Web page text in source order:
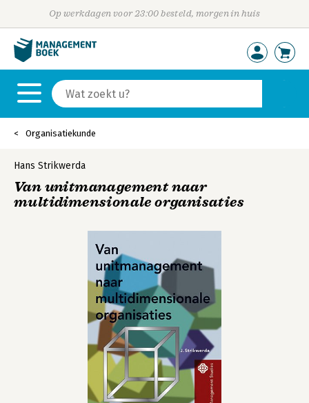
Op werkdagen voor 23:00 besteld, morgen in huis
Organisatiekunde
Hans Strikwerda
Van unitmanagement naar
multidimensionale organisaties